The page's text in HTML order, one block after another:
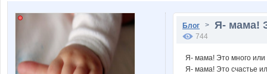
Блог > Я- мама!
744
Я- мама! Это много
Я- мама! Это счастье